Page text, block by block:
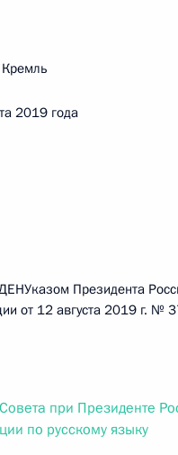
2019 года
Президента
от 12 августа 2019 г. №
при Президенте
по русскому языку